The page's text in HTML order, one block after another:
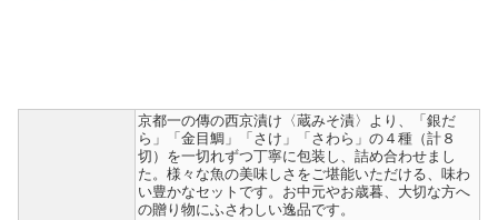
京都一の傳の西京漬け〈蔵みそ漬〉より、「銀だ
ら」「金目鯛」「さけ」「さわら」の４種（計８
切）を一切れずつ丁寧に包装し、詰め合わせまし
た。様々な魚の美味しさをご堪能いただける、味わ
い豊かなセットです。お中元やお歳暮、大切な方へ
の贈り物にふさわしい逸品です。